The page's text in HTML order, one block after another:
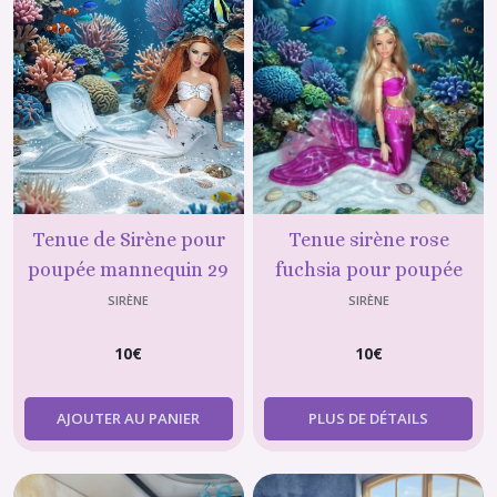
Tenue de Sirène pour
poupée mannequin 29
cm type barbie
SIRÈNE
10€
AJOUTER AU PANIER
Tenue sirène rose
fuchsia pour poupée
type Barbie – Violette-
SIRÈNE
10€
PLUS DE DÉTAILS